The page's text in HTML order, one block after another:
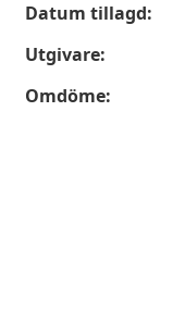
Datum tillagd:
Utgivare:
Omdöme: